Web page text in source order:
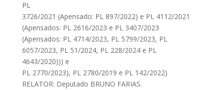
PL
3726/2021 (Apensado: PL 897/2022) e PL 4112/2021
(Apensados: PL 2616/2023 e PL 3407/2023
(Apensados: PL 4714/2023, PL 5799/2023, PL
6057/2023, PL 51/2024, PL 228/2024 e PL
4643/2020))) e
PL 2770/2023), PL 2780/2019 e PL 142/2022)
RELATOR: Deputado BRUNO FARIAS.